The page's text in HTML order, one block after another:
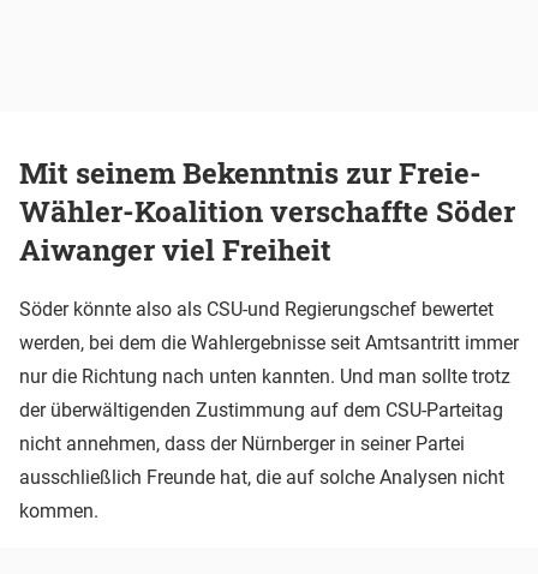
Mit seinem Bekenntnis zur Freie-
Wähler-Koalition verschaffte Söder
Aiwanger viel Freiheit
Söder könnte also als CSU-und Regierungschef bewertet
werden, bei dem die Wahlergebnisse seit Amtsantritt immer
nur die Richtung nach unten kannten. Und man sollte trotz
der überwältigenden Zustimmung auf dem CSU-Parteitag
nicht annehmen, dass der Nürnberger in seiner Partei
ausschließlich Freunde hat, die auf solche Analysen nicht
kommen.